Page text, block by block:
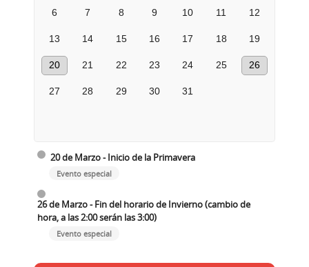
6 7 8 9 10 11 12
13 14 15 16 17 18 19
20 21 22 23 24 25 26
27 28 29 30 31
20 de Marzo - Inicio de la Primavera
Evento especial
26 de Marzo - Fin del horario de Invierno (cambio de
hora, a las 2:00 serán las 3:00)
Evento especial